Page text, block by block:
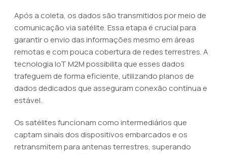
Após a coleta, os dados são transmitidos por meio de
comunicação via satélite. Essa etapa é crucial para
garantir o envio das informações mesmo em áreas
remotas e com pouca cobertura de redes terrestres. A
tecnologia IoT M2M possibilita que esses dados
trafeguem de forma eficiente, utilizando planos de
dados dedicados que asseguram conexão contínua e
estável.
Os satélites funcionam como intermediários que
captam sinais dos dispositivos embarcados e os
retransmitem para antenas terrestres, superando